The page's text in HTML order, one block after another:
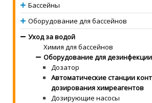
Бассейны
Оборудование для бассейнов
Уход за водой
Химия для бассейнов
Оборудование для дезинфекции
Дозатор
Автоматические станции
дозирования химреагентов
Дозирующие насосы